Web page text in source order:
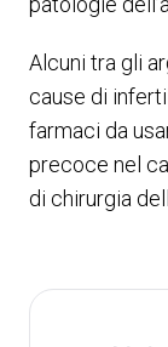
Alcuni tra gli
cause di
farmaci da
precoce nel
di chirurgia